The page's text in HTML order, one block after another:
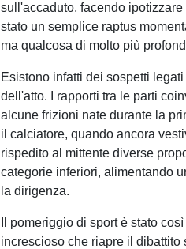
sull'accaduto, facendo
stato un semplice raptus
ma qualcosa di molto più
Esistono infatti dei sospetti
dell'atto. I rapporti tra le parti
alcune frizioni nate durante la
il calciatore, quando ancora
rispedito al mittente diverse
categorie inferiori, alimentando
la dirigenza.
Il pomeriggio di sport è stato
increscioso che riapre il dibattito